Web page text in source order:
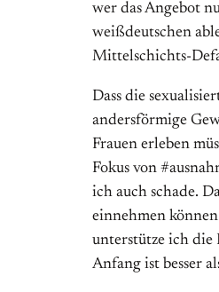
wer das Angebot
weißdeutschen
Mittelschichts-
Dass die
andersförmige
Frauen erleben
Fokus von
ich auch schade.
einnehmen
unterstütze ich
Anfang ist besser